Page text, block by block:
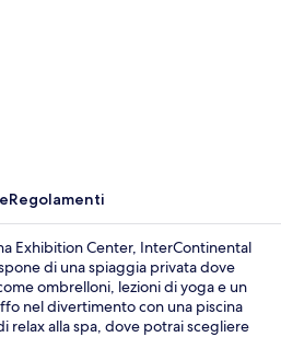
Regolamenti
Exhibition Center, InterContinental
di una spiaggia privata dove
ombrelloni, lezioni di yoga e un
nel divertimento con una piscina
relax alla spa, dove potrai scegliere